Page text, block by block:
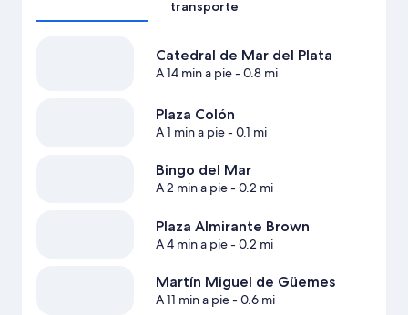
transporte
Catedral de Mar del Plata
A 14 min a pie- 0.8 mi
Plaza Colón
A 1 min a pie- 0.1 mi
Bingo del Mar
A 2 min a pie- 0.2 mi
Plaza Almirante Brown
A 4 min a pie- 0.2 mi
Martín Miguel de Güemes
A 11 min a pie- 0.6 mi